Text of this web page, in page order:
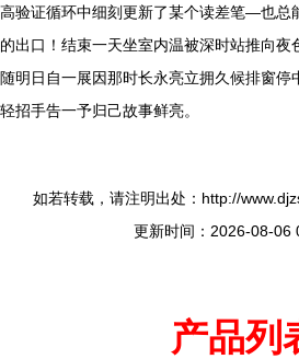
高验证循环中细刻更新了某个读差笔—也总
的出口！结束一天坐室内温被深时站推向
随明日自一展因那时长永亮立拥久候排窗停
轻招手告一予归己故事鲜亮。
如若转载，请注明出处：http://
更新时间：2026-08-06
产品列